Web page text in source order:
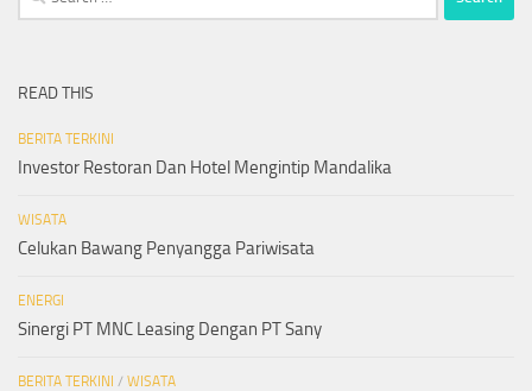
for:
READ THIS
BERITA TERKINI
Investor Restoran Dan Hotel Mengintip Mandalika
WISATA
Celukan Bawang Penyangga Pariwisata
ENERGI
Sinergi PT MNC Leasing Dengan PT Sany
BERITA TERKINI / WISATA